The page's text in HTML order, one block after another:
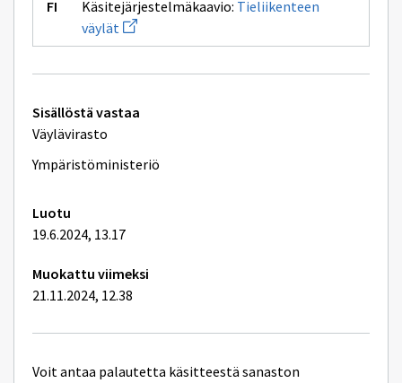
sivulle
Käsitejärjestelmäkaavio: Tieliikenteen
väylät Avaa
uuden
ikkunan
Tekniset
lisätiedot
Sisällöstä vastaa
Väylävirasto
Ympäristöministeriö
Luotu
19.6.2024, 13.17
Muokattu viimeksi
21.11.2024, 12.38
Voit antaa palautetta käsitteestä sanaston